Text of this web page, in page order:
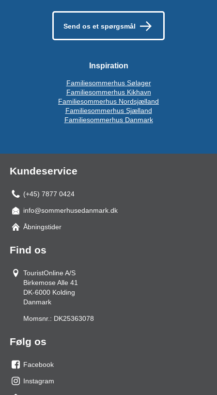
Send os et spørgsmål
Inspiration
Familiesommerhus Sølager
Familiesommerhus Kikhavn
Familiesommerhus Nordsjælland
Familiesommerhus Sjælland
Familiesommerhus Danmark
Kundeservice
(+45) 7877 0424
info@sommerhusedanmark.dk
Åbningstider
Find os
TouristOnline A/S
Birkemose Alle 41
DK-6000 Kolding
Danmark
Momsnr.: DK25363078
Følg os
os
på
Facebook
os
Instagram